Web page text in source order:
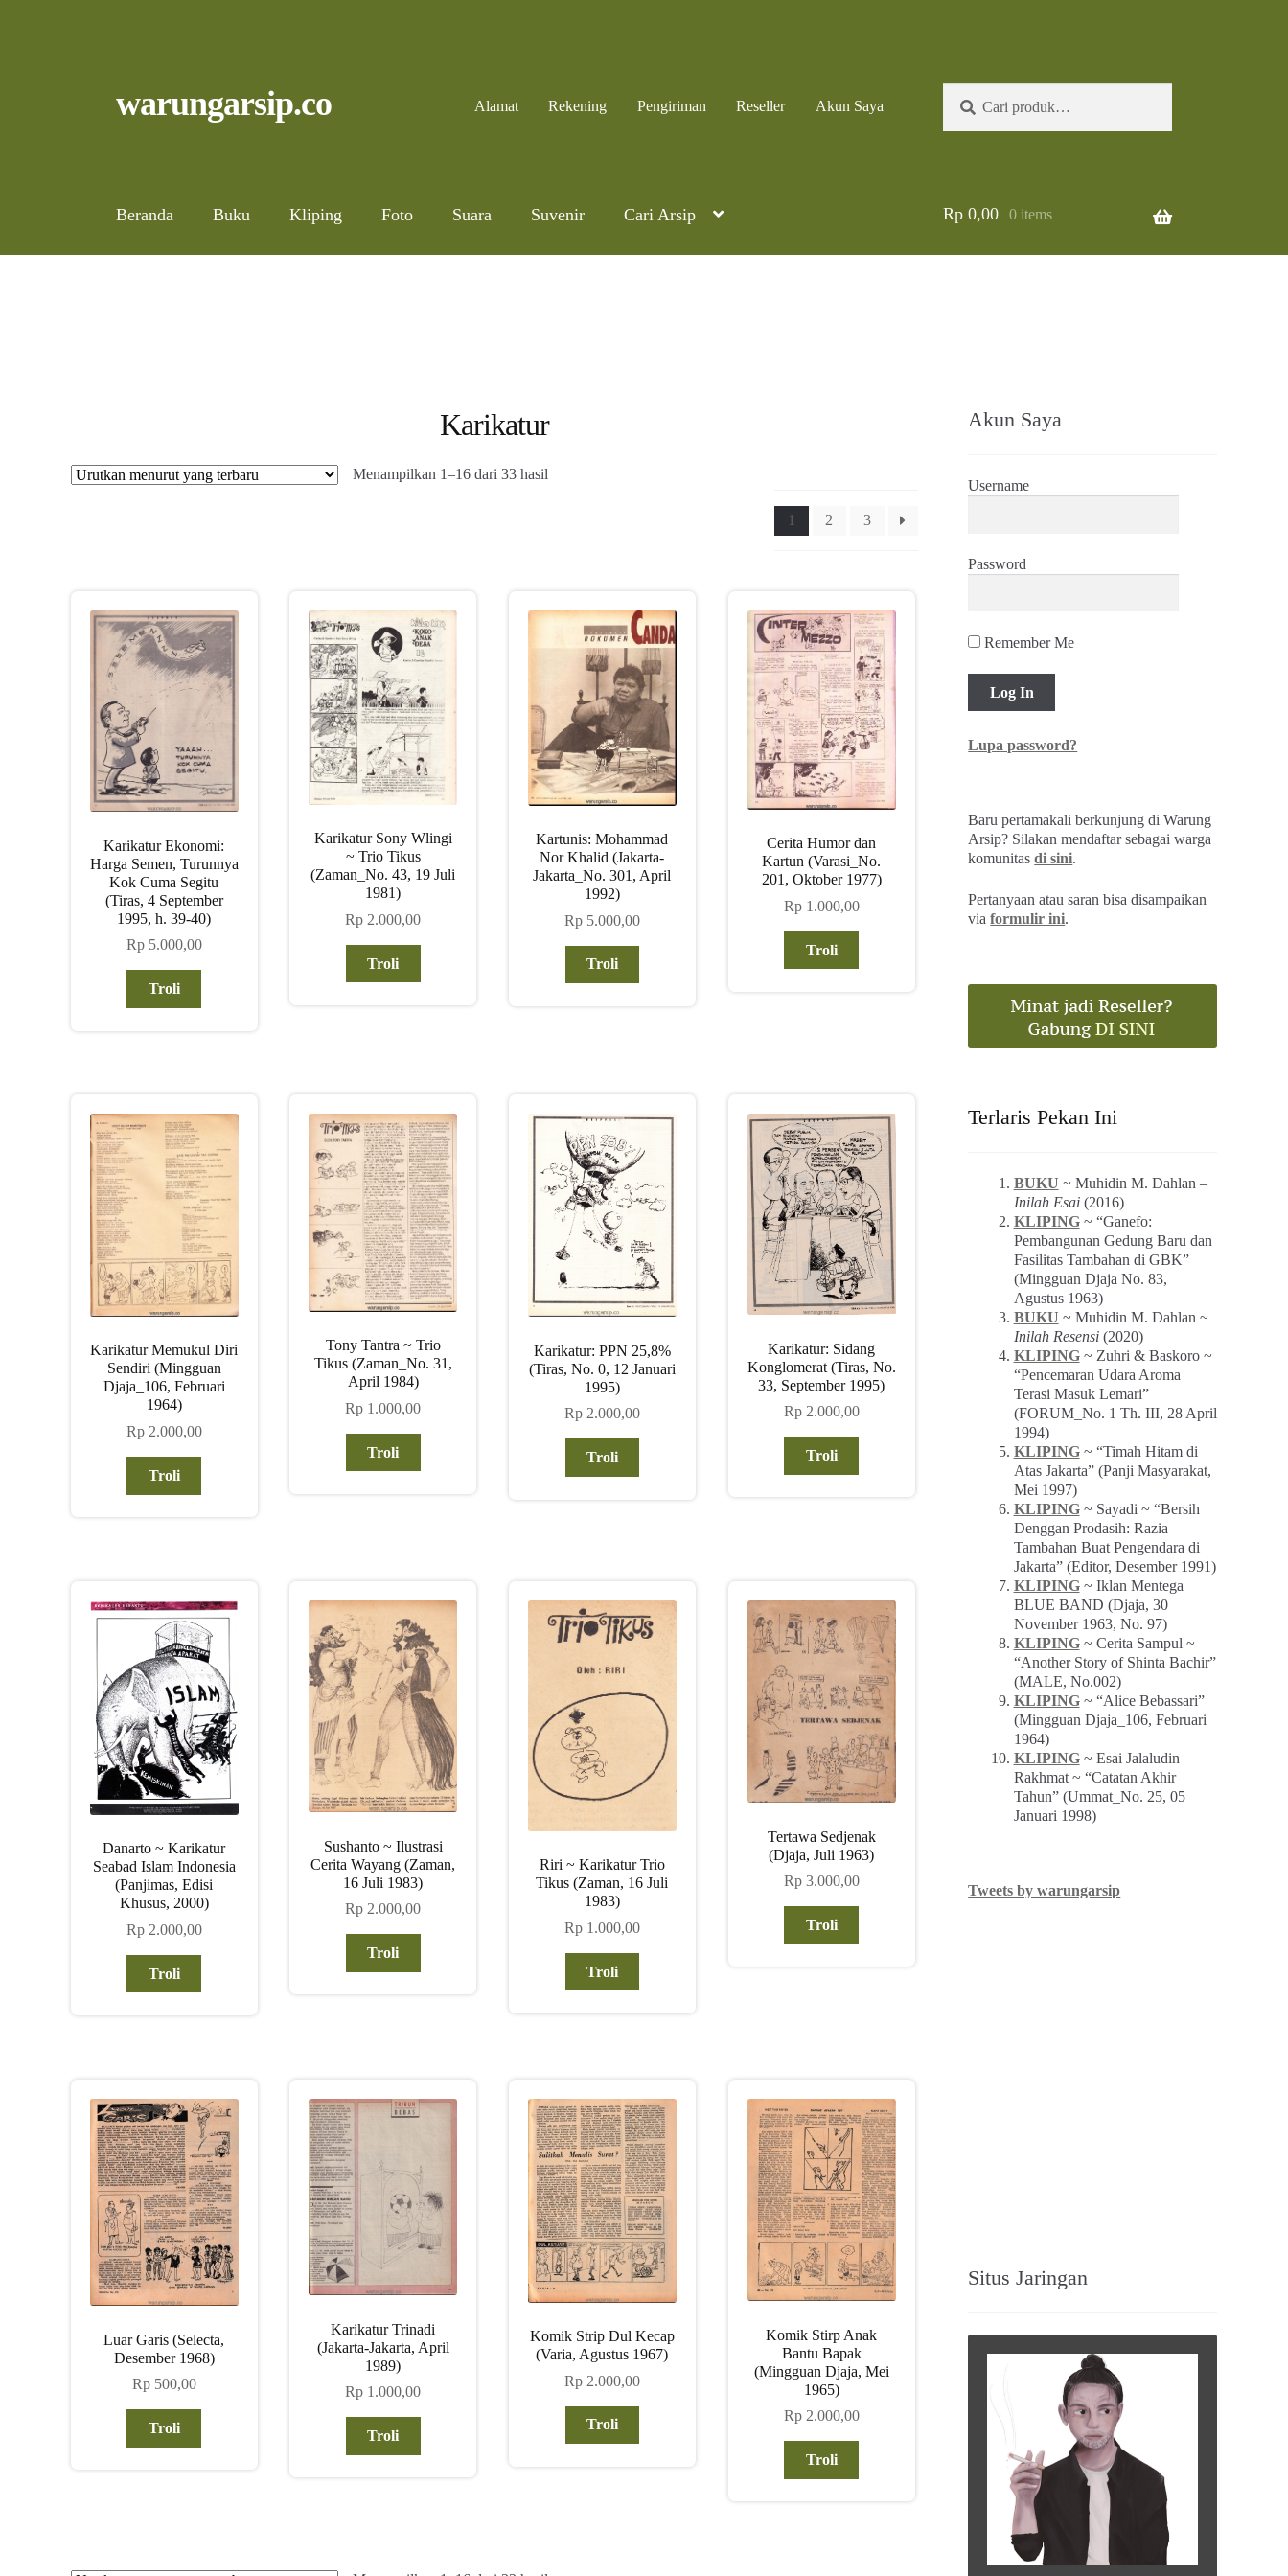
to
to
warungarsip.co Alamat Rekening Pengiriman Reseller Akun Saya
untuk:
Beranda Buku Kliping Foto Suara Suvenir Cari Arsip Rp0,00 0 items
Karikatur
Menampilkan 1–16 dari 33 hasil
1 2 3
Karikatur Ekonomi:
Harga Semen, Turunnya
Kok Cuma Segitu
(Tiras, 4 September
1995, h. 39-40)
Rp5.000,00
Troli
Karikatur Sony Wlingi
~ Trio Tikus
(Zaman_No. 43, 19 Juli
1981)
Rp 2.000,00
Troli
Kartunis: Mohammad
Nor Khalid (Jakarta-
Jakarta_No. 301, April
1992)
Rp5.000,00
Troli
Cerita Humor dan
Kartun (Varasi_No.
201, Oktober 1977)
Rp1.000,00
Troli
Karikatur Memukul Diri
Sendiri (Mingguan
Djaja_106, Februari
1964)
Rp2.000,00
Troli
Tony Tantra ~ Trio
Tikus (Zaman_No. 31,
April 1984)
Rp 1.000,00
Troli
Karikatur: PPN 25,8%
(Tiras, No. 0, 12 Januari
1995)
Rp2.000,00
Troli
Karikatur: Sidang
Konglomerat (Tiras, No.
33, September 1995)
Rp2.000,00
Troli
Danarto ~ Karikatur
Seabad Islam Indonesia
(Panjimas, Edisi
Khusus, 2000)
Rp2.000,00
Troli
Sushanto ~ Ilustrasi
Cerita Wayang (Zaman,
16 Juli 1983)
Rp 2.000,00
Troli
Riri ~ Karikatur Trio
Tikus (Zaman, 16 Juli
1983)
Rp1.000,00
Troli
Tertawa Sedjenak
(Djaja, Juli 1963)
Rp3.000,00
Troli
Luar Garis (Selecta,
Desember 1968)
Rp500,00
Troli
Karikatur Trinadi
(Jakarta-Jakarta, April
1989)
Rp 1.000,00
Troli
Komik Strip Dul Kecap
(Varia, Agustus 1967)
Rp2.000,00
Troli
Komik Stirp Anak
Bantu Bapak
(Mingguan Djaja, Mei
1965)
Rp2.000,00
Troli
Akun Saya
Username
Password
Remember Me
Lupa password?
Baru pertamakali berkunjung di Warung
Arsip? Silakan mendaftar sebagai warga
komunitasdi sini.
Pertanyaan atau saran bisa disampaikan
viaformulir ini.
Terlaris Pekan Ini
BUKU ~ Muhidin M. Dahlan –
Inilah Esai(2016)
KLIPING~ “Ganefo:
Pembangunan Gedung Baru dan
Fasilitas Tambahan di GBK”
(Mingguan Djaja No. 83,
Agustus 1963)
BUKU ~ Muhidin M. Dahlan ~
Inilah Resensi(2020)
KLIPING~ Zuhri & Baskoro ~
“Pencemaran Udara Aroma
Terasi Masuk Lemari”
(FORUM_No. 1 Th. III, 28 April
1994)
KLIPING~ “Timah Hitam di
Atas Jakarta” (Panji Masyarakat,
Mei 1997)
KLIPING~ Sayadi ~ “Bersih
Denggan Prodasih: Razia
Tambahan Buat Pengendara di
Jakarta” (Editor, Desember 1991)
KLIPING~ Iklan Mentega
BLUE BAND (Djaja, 30
November 1963, No. 97)
KLIPING~ Cerita Sampul ~
“Another Story of Shinta Bachir”
(MALE, No.002)
KLIPING~ “Alice Bebassari”
(Mingguan Djaja_106, Februari
1964)
KLIPING~ Esai Jalaludin
Rakhmat ~ “Catatan Akhir
Tahun” (Ummat_No. 25, 05
Januari 1998)
Tweets by warungarsip
Situs Jaringan